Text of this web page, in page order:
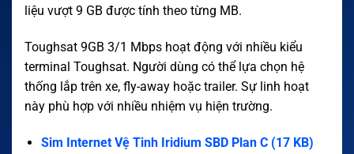
liệu vượt 9 GB được tính theo từng MB.
Toughsat 9GB 3/1 Mbps hoạt động với nhiều kiểu
terminal Toughsat. Người dùng có thể lựa chọn hệ
thống lắp trên xe, fly-away hoặc trailer. Sự linh hoạt
này phù hợp với nhiều nhiệm vụ hiện trường.
Sim Internet Vệ Tinh Iridium SBD Plan C (17 KB)